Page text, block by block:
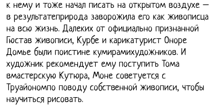
к нему и тоже начал писать на открытом воздухе –
в результатеприрода заворожила его как живописца
на всю жизнь. Далеких от официально признанной
Гюстав живописи, Курбе и карикатурист Оноре
Домье были поистине кумирамихудожников. И
художник рекомендует ему поступить Тома
вмастерскую Кутюра, Моне советуется с
Труайономпо поводу собственной живописи, чтобы
научиться рисовать.